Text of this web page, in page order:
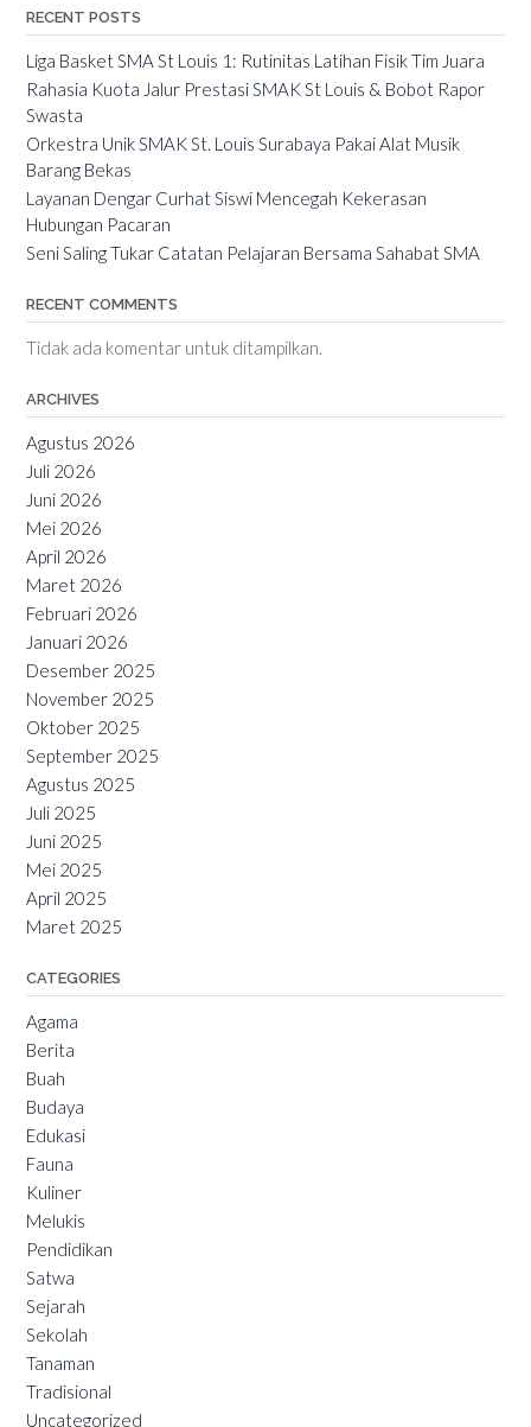
RECENT POSTS
Liga Basket SMA St Louis 1: Rutinitas Latihan Fisik Tim Juara
Rahasia Kuota Jalur Prestasi SMAK St Louis & Bobot Rapor
Swasta
Orkestra Unik SMAK St. Louis Surabaya Pakai Alat Musik
Barang Bekas
Layanan Dengar Curhat Siswi Mencegah Kekerasan
Hubungan Pacaran
Seni Saling Tukar Catatan Pelajaran Bersama Sahabat SMA
RECENT COMMENTS
Tidak ada komentar untuk ditampilkan.
ARCHIVES
Agustus 2026
Juli 2026
Juni 2026
Mei 2026
April 2026
Maret 2026
Februari 2026
Januari 2026
Desember 2025
November 2025
Oktober 2025
September 2025
Agustus 2025
Juli 2025
Juni 2025
Mei 2025
April 2025
Maret 2025
CATEGORIES
Agama
Berita
Buah
Budaya
Edukasi
Fauna
Kuliner
Melukis
Pendidikan
Satwa
Sejarah
Sekolah
Tanaman
Tradisional
Uncategorized